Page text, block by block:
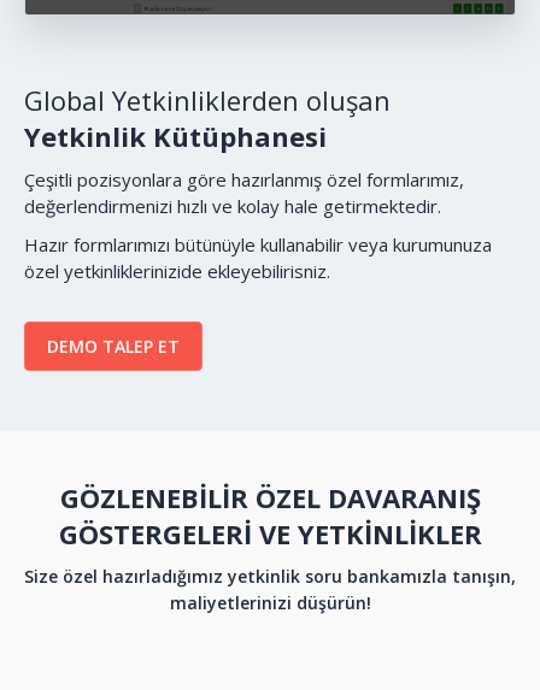
Global Yetkinliklerden oluşan
Yetkinlik Kütüphanesi
Çeşitli pozisyonlara göre hazırlanmış özel formlarımız,
değerlendirmenizi hızlı ve kolay hale getirmektedir.
Hazır formlarımızı bütünüyle kullanabilir veya kurumunuza
özel yetkinliklerinizide ekleyebilirisniz.
DEMO TALEP ET
GÖZLENEBİLİR ÖZEL DAVARANIŞ
GÖSTERGELERİ VE YETKİNLİKLER
Size özel hazırladığımız yetkinlik soru bankamızla tanışın,
maliyetlerinizi düşürün!